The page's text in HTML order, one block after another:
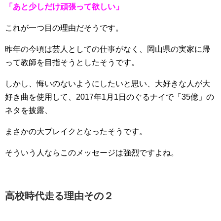
「あと少しだけ頑張って欲しい」
これが一つ目の理由だそうです。
昨年の今頃は芸人としての仕事がなく、岡山県の実家に帰
って教師を目指そうとしたそうです。
しかし、悔いのないようにしたいと思い、大好きな人が大
好き曲を使用して、2017年1月1日のぐるナイで「35億」の
ネタを披露、
まさかの大ブレイクとなったそうです。
そういう人ならこのメッセージは強烈ですよね。
高校時代走る理由その２